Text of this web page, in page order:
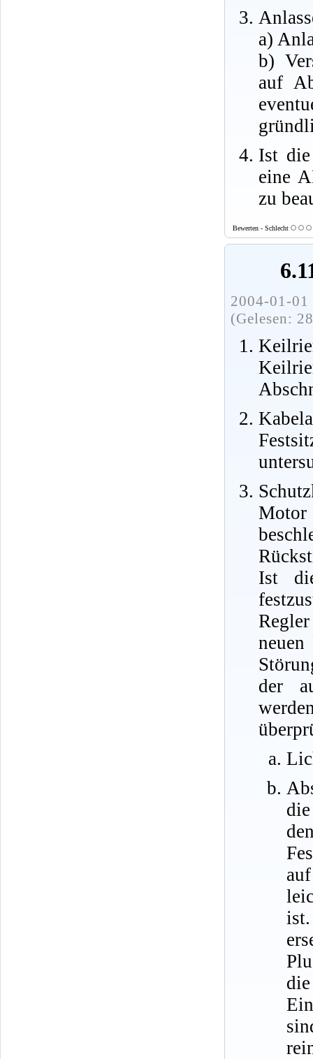
a)
b)
auf
Ist
eine
zu
Bewerten - Schlecht
2004-01-
(Gelesen:
Ist
der